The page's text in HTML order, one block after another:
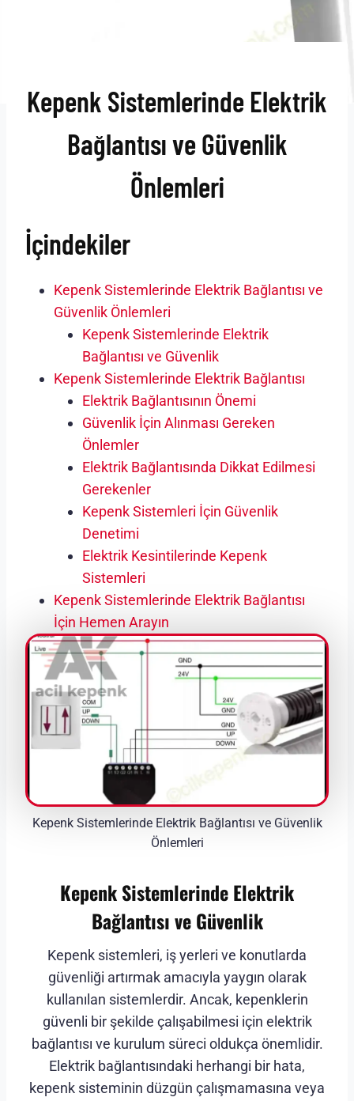
Kepenk Sistemlerinde Elektrik
Bağlantısı ve Güvenlik
Önlemleri
İçindekiler
Kepenk Sistemlerinde Elektrik Bağlantısı ve
Güvenlik Önlemleri
Kepenk Sistemlerinde Elektrik
Bağlantısı ve Güvenlik
Kepenk Sistemlerinde Elektrik Bağlantısı
Elektrik Bağlantısının Önemi
Güvenlik İçin Alınması Gereken
Önlemler
Elektrik Bağlantısında Dikkat Edilmesi
Gerekenler
Kepenk Sistemleri İçin Güvenlik
Denetimi
Elektrik Kesintilerinde Kepenk
Sistemleri
Kepenk Sistemlerinde Elektrik Bağlantısı
İçin Hemen Arayın
Kepenk Sistemlerinde Elektrik Bağlantısı ve Güvenlik
Önlemleri
Kepenk Sistemlerinde Elektrik
Bağlantısı ve Güvenlik
Kepenk sistemleri, iş yerleri ve konutlarda
güvenliği artırmak amacıyla yaygın olarak
kullanılan sistemlerdir. Ancak, kepenklerin
güvenli bir şekilde çalışabilmesi için elektrik
bağlantısı ve kurulum süreci oldukça önemlidir.
Elektrik bağlantısındaki herhangi bir hata,
kepenk sisteminin düzgün çalışmamasına veya